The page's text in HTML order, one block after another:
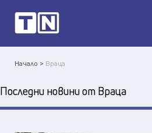
Начало > Враца
Последни новини от Враца